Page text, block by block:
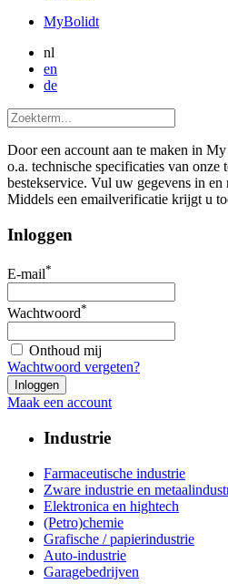
MyBolidt
nl
en
de
Door een account aan te maken in
o.a. technische specificaties van onze
bestekservice. Vul uw gegevens in en
Middels een emailverificatie krijgt u
Inloggen
E-mail*
Wachtwoord*
Onthoud mij
Wachtwoord vergeten?
Maak een account
Industrie
Farmaceutische industrie
Zware industrie en
Elektronica en hightech
(Petro)chemie
Grafische / papierindustrie
Auto-industrie
Garagebedrijven